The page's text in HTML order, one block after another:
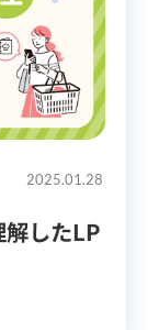
2025.01.28
したLP